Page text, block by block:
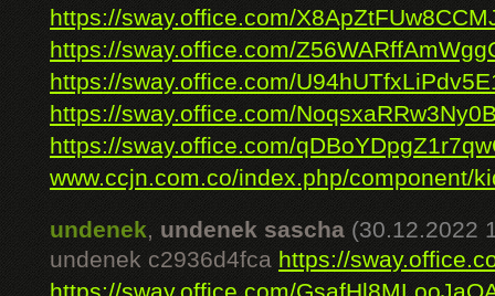
https://sway.office.com/
https://sway.office.com/
https://sway.office.com/
https://sway.office.com/
https://sway.office.com/
www.ccjn.com.co/index.php/component/
undenek, undenek sascha (30.12.2022
undenek c2936d4fca https://